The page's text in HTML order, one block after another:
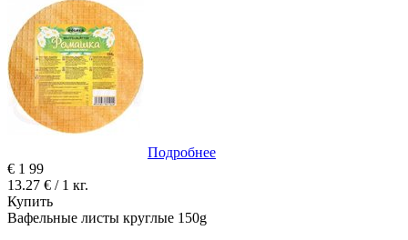
Подробнее
€ 1 99
13.27 € / 1 кг.
Купить
Вафельные листы круглые 150g